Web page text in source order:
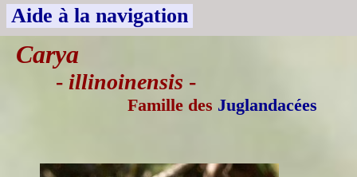
Aide à la navigation
Carya
- illinoinensis -
Famille des Juglandacées